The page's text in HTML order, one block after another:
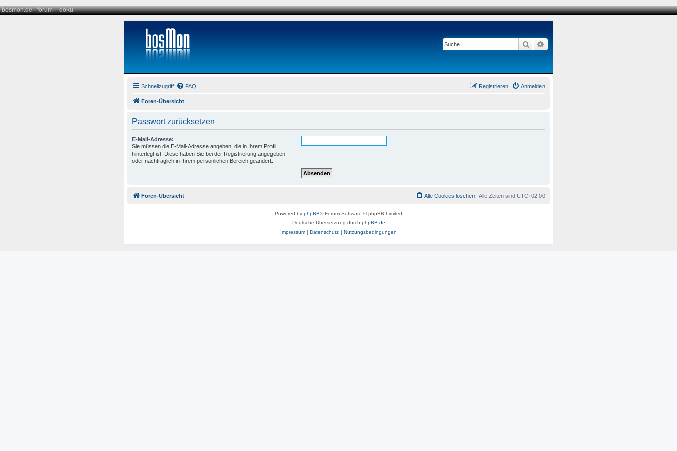
bosmon.de·forum·doku
Suche
Schnellzugriff FAQ Anmelden
Registrieren
Foren-Übersicht
Passwort zurücksetzen
E-Mail-Adresse:
Sie müssen die E-Mail-Adresse angeben, die in Ihrem Profil
hinterlegt ist. Diese haben Sie bei der Registrierung angegeben
oder nachträglich in Ihrem persönlichen Bereich geändert.
Foren-Übersicht Alle Zeiten sind UTC+02:00
Alle Cookies löschen
Powered by phpBB® Forum Software © phpBB Limited
Deutsche Übersetzung durch phpBB.de
Impressum | Datenschutz | Nutzungsbedingungen